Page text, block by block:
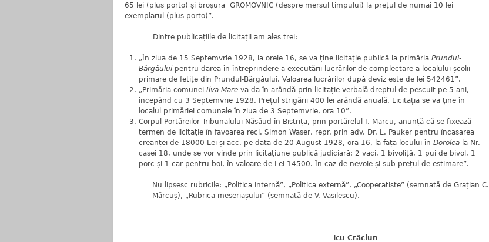
65 lei (plus porto) și broșura GROMOVNIC (despre mersul timpului) la prețul de numai 10 lei
exemplarul (plus porto)”.
Dintre publicațiile de licitații am ales trei:
„În ziua de 15 Septemvrie 1928, la orele 16, se va ține licitație publică la primăria Prundul-
Bârgăului pentru darea în întreprindere a executării lucrărilor de complectare a localului școlii
primare de fetițe din Prundul-Bârgăului. Valoarea lucrărilor după deviz este de lei 542461”.
„Primăria comunei Ilva-Mare va da în arândă prin licitație verbală dreptul de pescuit pe 5 ani,
începând cu 3 Septemvrie 1928. Prețul strigării 400 lei arândă anuală. Licitația se va ține în
localul primăriei comunale în ziua de 3 Septemvrie, ora 10”.
Corpul Portăreilor Tribunalului Năsăud în Bistrița, prin portărelul I. Marcu, anunță că se fixează
termen de licitație în favoarea recl. Simon Waser, repr. prin adv. Dr. L. Pauker pentru încasarea
creanței de 18000 Lei și acc. pe data de 20 August 1928, ora 16, la fața locului în Dorolea la Nr.
casei 18, unde se vor vinde prin licitațiune publică judiciară: 2 vaci, 1 bivoliță, 1 pui de bivol, 1
porc și 1 car pentru boi, în valoare de Lei 14500. În caz de nevoie și sub prețul de estimare”.
Nu lipsesc rubricile: „Politica internă”, „Politica externă”, „Cooperatiste” (semnată de Grațian C.
Mărcuș), „Rubrica meseriașului” (semnată de V. Vasilescu).
Icu Crăciun